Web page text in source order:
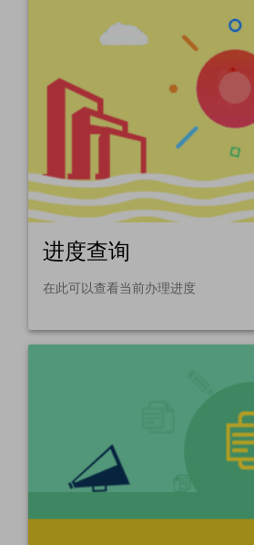
进度查询
在此可以查看当前办理进度